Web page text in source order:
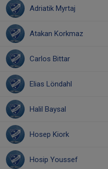
Adriatik Myrtaj
Atakan Korkmaz
Carlos Bittar
Elias Löndahl
Halil Baysal
Hosep Kiork
Hosip Youssef